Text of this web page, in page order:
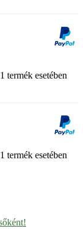
termék esetében
termék esetében